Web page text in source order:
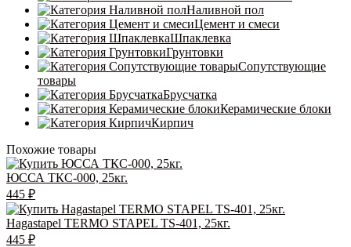
Наливной пол
Цемент и смеси
Шпаклевка
Грунтовки
Сопутствующие
товары
Брусчатка
Керамические блоки
Кирпич
Похожие товары
ЮССА ТКС-000, 25кг.
445 ₽
Hagastapel TERMO STAPEL TS-401, 25кг.
445 ₽